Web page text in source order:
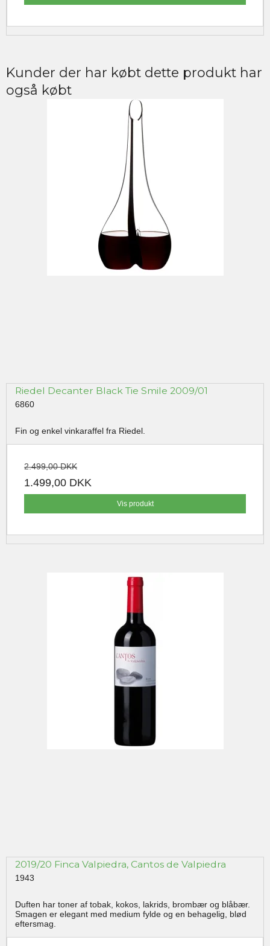
Kunder der har købt dette produkt har
også købt
Riedel Decanter Black Tie Smile 2009/01
6860
Fin og enkel vinkaraffel fra Riedel.
2.499,00 DKK
1.499,00 DKK
Vis produkt
2019/20 Finca Valpiedra, Cantos de Valpiedra
1943
Duften har toner af tobak, kokos, lakrids, brombær og blåbær.
Smagen er elegant med medium fylde og en behagelig, blød
eftersmag.